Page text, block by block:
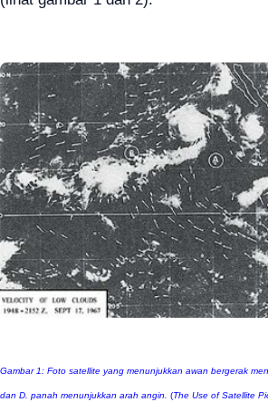
Gambar 1: Foto satellite yang menunjukkan awan bergerak
dan D. panah menunjukkan arah angin. (The Use of Satellite